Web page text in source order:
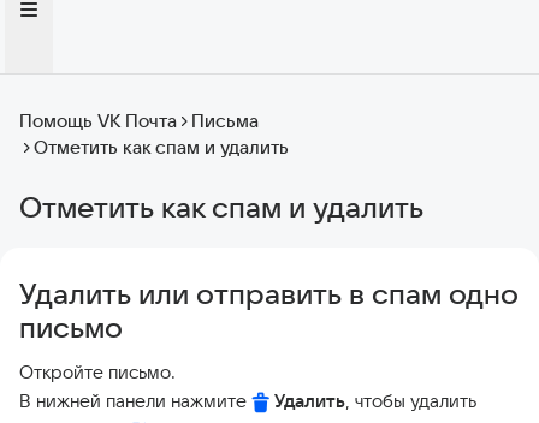
Помощь VK Почта
Письма
Отметить как спам и удалить
Отметить как спам и удалить
Удалить или отправить в спам одно
письмо
Откройте письмо.
В нижней панели нажмите
Удалить, чтобы удалить